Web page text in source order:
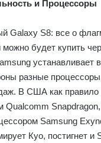
и Процессоры
устанавливает
разные
В США как правило
Qualcomm Snapdragon,
Samsung
Куо, постигнет и